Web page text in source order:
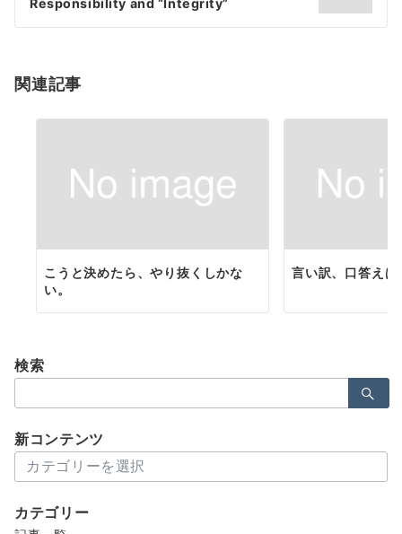
シ
ン
Responsibility and “Integrity”
関連記事
こうと決めたら、やり抜くしかな
い。
言い訳、口答えは
検索
索：
新コンテンツ
コ
テ
カテゴリー